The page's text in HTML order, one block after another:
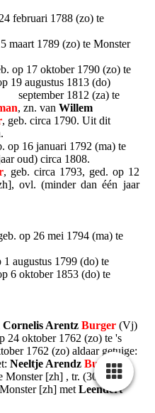
februari 1788 (zo) te
maart 1789 (zo) te Monster
op 17 oktober 1790 (zo) te
19 augustus 1813 (do)
1812 (za) te
, zn. vanWillem
, geb. circa 1790. Uit dit
op 16 januari 1792 (ma) te
oud) circa 1808.
, geb. circa 1793, ged. op 12
ovl. (minder dan één jaar
op 26 mei 1794 (ma) te
1 augustus 1799 (do) te
6 oktober 1853 (do) te
Cornelis ArentzBurger (Vj)
24 oktober 1762 (zo) te 's
1762 (zo) aldaar getuige:
Neeltje ArendzBurger,
Monster [zh] , tr. (30 jaar
[zh] metLeendert